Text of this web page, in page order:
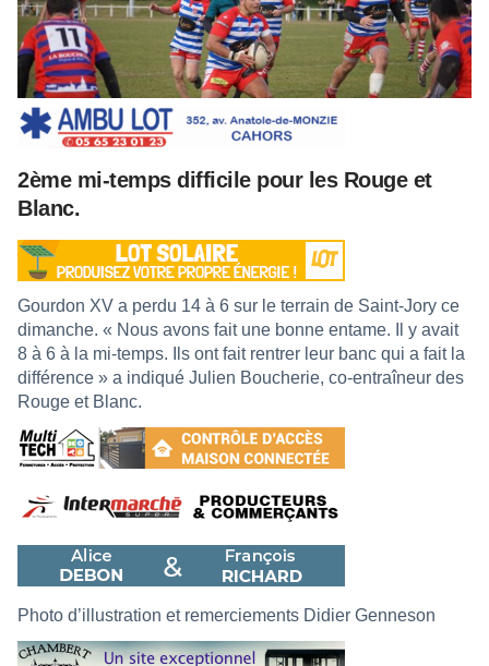
2ème mi-temps difficile pour les Rouge et
Blanc.
Gourdon XV a perdu 14 à 6 sur le terrain de Saint-Jory ce
dimanche. « Nous avons fait une bonne entame. Il y avait
8 à 6 à la mi-temps. Ils ont fait rentrer leur banc qui a fait la
différence » a indiqué Julien Boucherie, co-entraîneur des
Rouge et Blanc.
Photo d’illustration et remerciements Didier Genneson